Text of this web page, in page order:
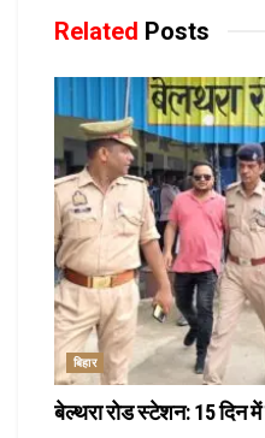
Related Posts
बिहार
बेल्थरा रोड स्टेशन: 15 दिन में